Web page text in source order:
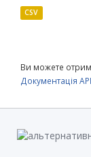
CSV
Ви можете
Документація API